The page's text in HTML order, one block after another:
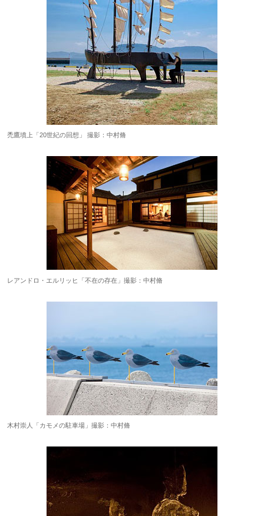
禿鷹墳上「20世紀の回想」 撮影：中村脩
レアンドロ・エルリッヒ「不在の存在」撮影：中村脩
木村崇人「カモメの駐車場」撮影：中村脩